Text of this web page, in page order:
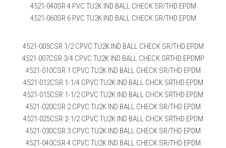
4521-040SR 4 PVC TU2K IND BALL CHECK SR/THD EPDM
4521-060SR 6 PVC TU2K IND BALL CHECK SR/THD EPDM
4521-005CSR 1/2 CPVC TU2K IND BALL CHECK SR/THD EPDM
4521-007CSR 3/4 CPVC TU2K IND BALL CHECK SRTHD EPDMP
4521-010CSR 1 CPVC TU2K IND BALL CHECK SR/THD EPDM
4521-012CSR 1-1/4 CPVC TU2K IND BALL CHCK SRTHD EPDM
4521-015CSR 1-1/2 CPVC TU2K IND BALL CHCK SRTHD EPDM
4521-020CSR 2 CPVC TU2K IND BALL CHECK SR/THD EPDM
4521-025CSR 2-1/2 CPVC TU2K IND BALL CHCK SRTHD EPDM
4521-030CSR 3 CPVC TU2K IND BALL CHECK SR/THD EPDM
4521-040CSR 4 CPVC TU2K IND BALL CHECK SR/THD EPDM